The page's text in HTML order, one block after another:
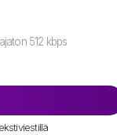
512 kbps